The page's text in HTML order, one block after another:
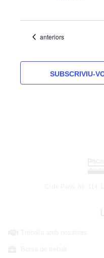
Esdeveniments
anteriors
SUBSCRIVIU-